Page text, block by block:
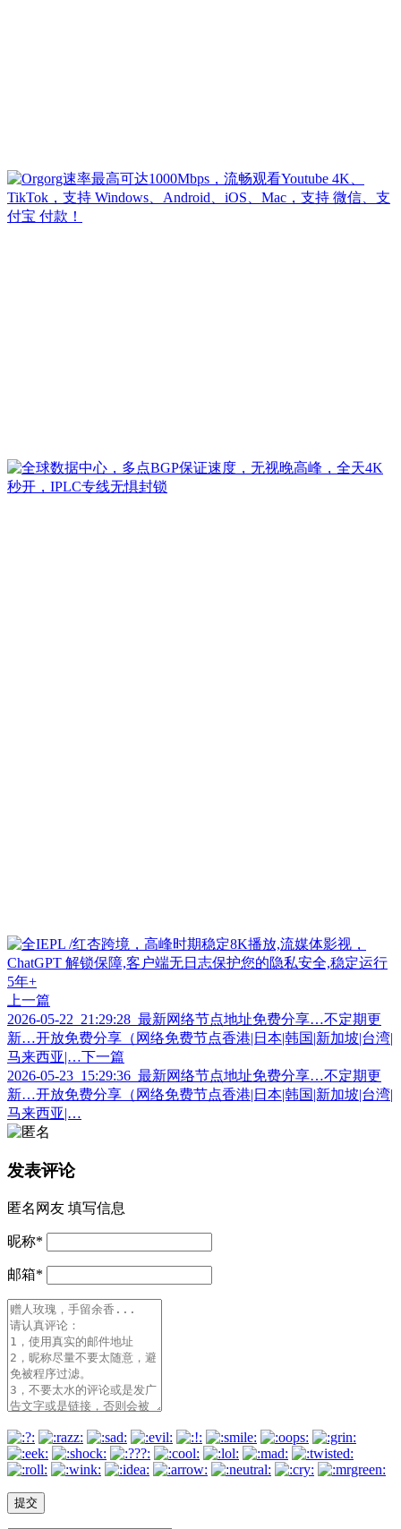
上一篇
2026-05-22_21:29:28_最新网络节点地址免费分享…不定期更
新…开放免费分享（网络免费节点香港|日本|韩国|新加坡|台湾|
马来西亚|… 下一篇
2026-05-23_15:29:36_最新网络节点地址免费分享…不定期更
新…开放免费分享（网络免费节点香港|日本|韩国|新加坡|台湾|
马来西亚|…
发表评论
匿名网友 填写信息
昵称*
邮箱*